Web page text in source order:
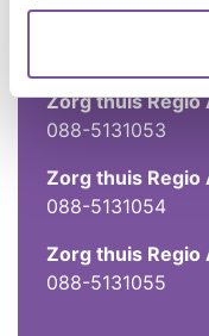
Zorg thuis Regio
088-5131053
Zorg thuis Regio
088-5131054
Zorg thuis Regio
088-5131055